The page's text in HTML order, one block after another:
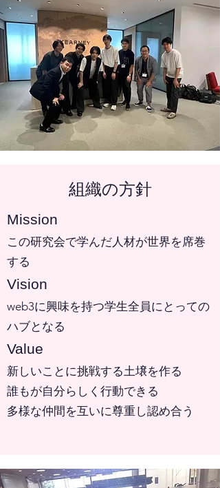
組織の方針
Mission
この研究会で学んだ人材が世界を席巻
する
Vision
web3に興味を持つ学生全員にとっての
ハブとなる
Value
新しいことに挑戦する土壌を作る
誰もが自分らしく行動できる
多様な仲間を互いに尊重し認め合う